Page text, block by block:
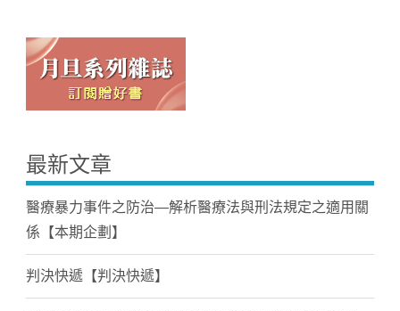
最新文章
醫療暴力事件之防治—解析醫療法與刑法規定之適用關
係【本期企劃】
判決快遞【判決快遞】